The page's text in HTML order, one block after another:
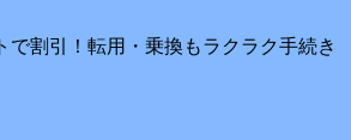
割引！転用・乗換もラクラク手続き